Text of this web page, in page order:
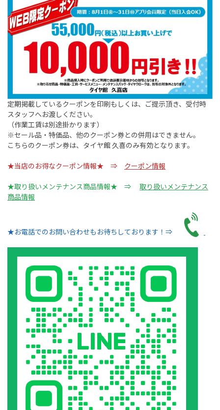
定期掲載しているクーポンを印刷もしくは、ご提示頂き、受付時
スタッフへお渡しください。
（作業工賃は別途掛かります）
※セール品・特価品、他のクーポン券との併用はできません。
こちらのクーポン券は、タイヤ館 久喜のみ有効となります。
★当店のお得なクーポン情報★ ⇒ クーポン情報
★取り扱いメンテナンス商品情報★ ⇒
取り扱いメンテナンス
商品情報
★お電話でのお問い合わせもお待ちしております！⇒